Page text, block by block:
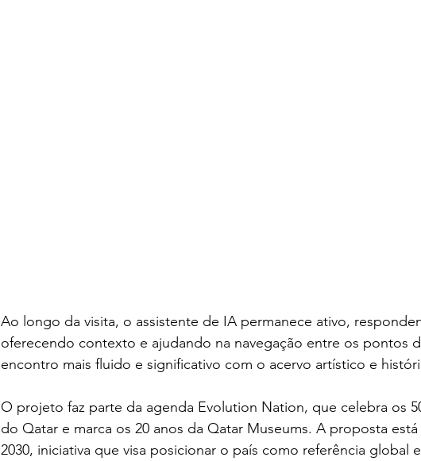
Ao longo da visita, o assistente de IA permanece ativo,
oferecendo contexto e ajudando na navegação entre os pontos
encontro mais fluido e significativo com o acervo artístico e
O projeto faz parte da agenda Evolution Nation, que celebra os
do Qatar e marca os 20 anos da Qatar Museums. A proposta
2030, iniciativa que visa posicionar o país como referência global